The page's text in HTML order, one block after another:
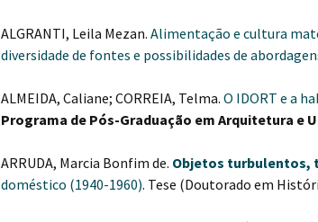
ALGRANTI, Leila Mezan. Alimentação e cultura
diversidade de fontes e possibilidades de
ALMEIDA, Caliane; CORREIA, Telma. O IDORT e a
Programa de Pós-Graduação em Arquitetura e
ARRUDA, Marcia Bonfim de. Objetos turbulentos,
doméstico (1940-1960). Tese (Doutorado em